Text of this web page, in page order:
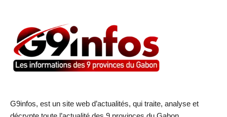
G9infos, est un site web d’actualités, qui traite, analyse et